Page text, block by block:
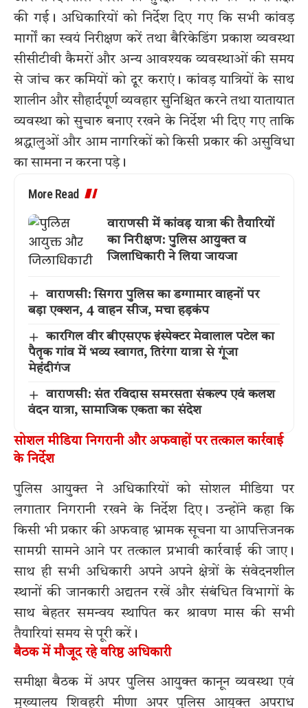
की गई। अधिकारियों को निर्देश दिए गए कि सभी कांवड़
मार्गों का स्वयं निरीक्षण करें तथा बैरिकेडिंग प्रकाश व्यवस्था
सीसीटीवी कैमरों और अन्य आवश्यक व्यवस्थाओं की समय
से जांच कर कमियों को दूर कराएं। कांवड़ यात्रियों के साथ
शालीन और सौहार्दपूर्ण व्यवहार सुनिश्चित करने तथा यातायात
व्यवस्था को सुचारु बनाए रखने के निर्देश भी दिए गए ताकि
श्रद्धालुओं और आम नागरिकों को किसी प्रकार की असुविधा
का सामना न करना पड़े।
More Read
वाराणसी में कांवड़ यात्रा की तैयारियों
का निरीक्षण: पुलिस आयुक्त व
जिलाधिकारी ने लिया जायजा
वाराणसी: सिगरा पुलिस का डग्गामार वाहनों पर
बड़ा एक्शन, 4 वाहन सीज, मचा हड़कंप
कारगिल वीर बीएसएफ इंस्पेक्टर मेवालाल पटेल का
पैतृक गांव में भव्य स्वागत, तिरंगा यात्रा से गूंजा
मेहंदीगंज
वाराणसी: संत रविदास समरसता संकल्प एवं कलश
वंदन यात्रा, सामाजिक एकता का संदेश
सोशल मीडिया निगरानी और अफवाहों पर तत्काल कार्रवाई
के निर्देश
पुलिस आयुक्त ने अधिकारियों को सोशल मीडिया पर
लगातार निगरानी रखने के निर्देश दिए। उन्होंने कहा कि
किसी भी प्रकार की अफवाह भ्रामक सूचना या आपत्तिजनक
सामग्री सामने आने पर तत्काल प्रभावी कार्रवाई की जाए।
साथ ही सभी अधिकारी अपने अपने क्षेत्रों के संवेदनशील
स्थानों की जानकारी अद्यतन रखें और संबंधित विभागों के
साथ बेहतर समन्वय स्थापित कर श्रावण मास की सभी
तैयारियां समय से पूरी करें।
बैठक में मौजूद रहे वरिष्ठ अधिकारी
समीक्षा बैठक में अपर पुलिस आयुक्त कानून व्यवस्था एवं
मुख्यालय शिवहरी मीणा अपर पुलिस आयुक्त अपराध